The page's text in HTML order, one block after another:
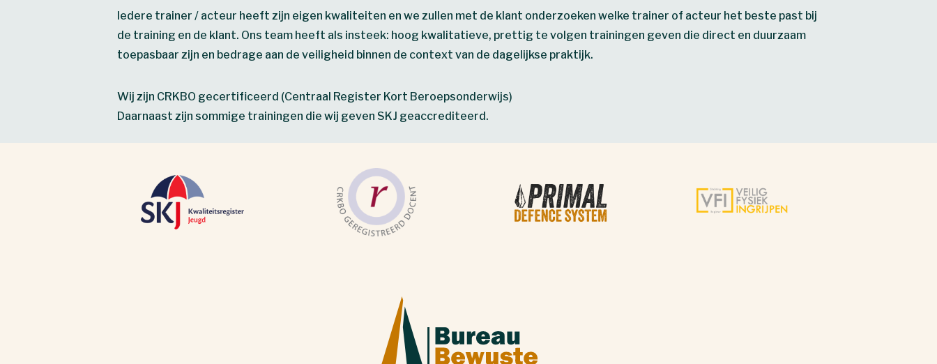
Iedere trainer / acteur heeft zijn eigen kwaliteiten en we zullen met de klant onderzoeken welke trainer of acteur het beste past bij
de training en de klant. Ons team heeft als insteek: hoog kwalitatieve, prettig te volgen trainingen geven die direct en duurzaam
toepasbaar zijn en bedrage aan de veiligheid binnen de context van de dagelijkse praktijk.
Wij zijn CRKBO gecertificeerd (Centraal Register Kort Beroepsonderwijs)
Daarnaast zijn sommige trainingen die wij geven SKJ geaccrediteerd.